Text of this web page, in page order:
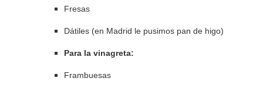
Fresas
Dátiles (en Madrid le pusimos pan de higo)
Para la vinagreta:
Frambuesas